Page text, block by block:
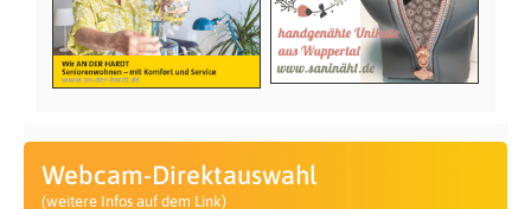
Webcam-Direktauswahl
(weitere Infos auf dem Link)